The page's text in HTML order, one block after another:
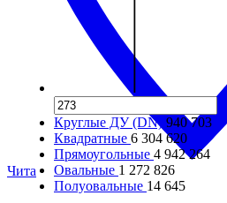
Чита
Круглые ДУ (DN) 940 703
Квадратные 6 304 620
Прямоугольные 4 942 264
Овальные 1 272 826
Полуовальные 14 645